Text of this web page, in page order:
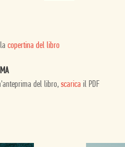
copertina del libro
del libro, scarica il PDF